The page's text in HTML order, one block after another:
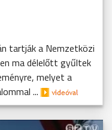
tartják a Nemzetközi
ma délelőtt gyűltek
melyet a
...